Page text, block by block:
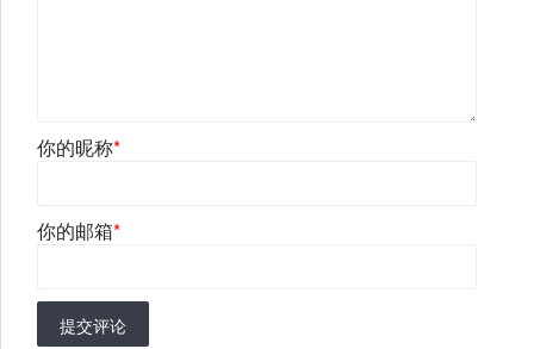
你的昵称*
你的邮箱*
提交评论